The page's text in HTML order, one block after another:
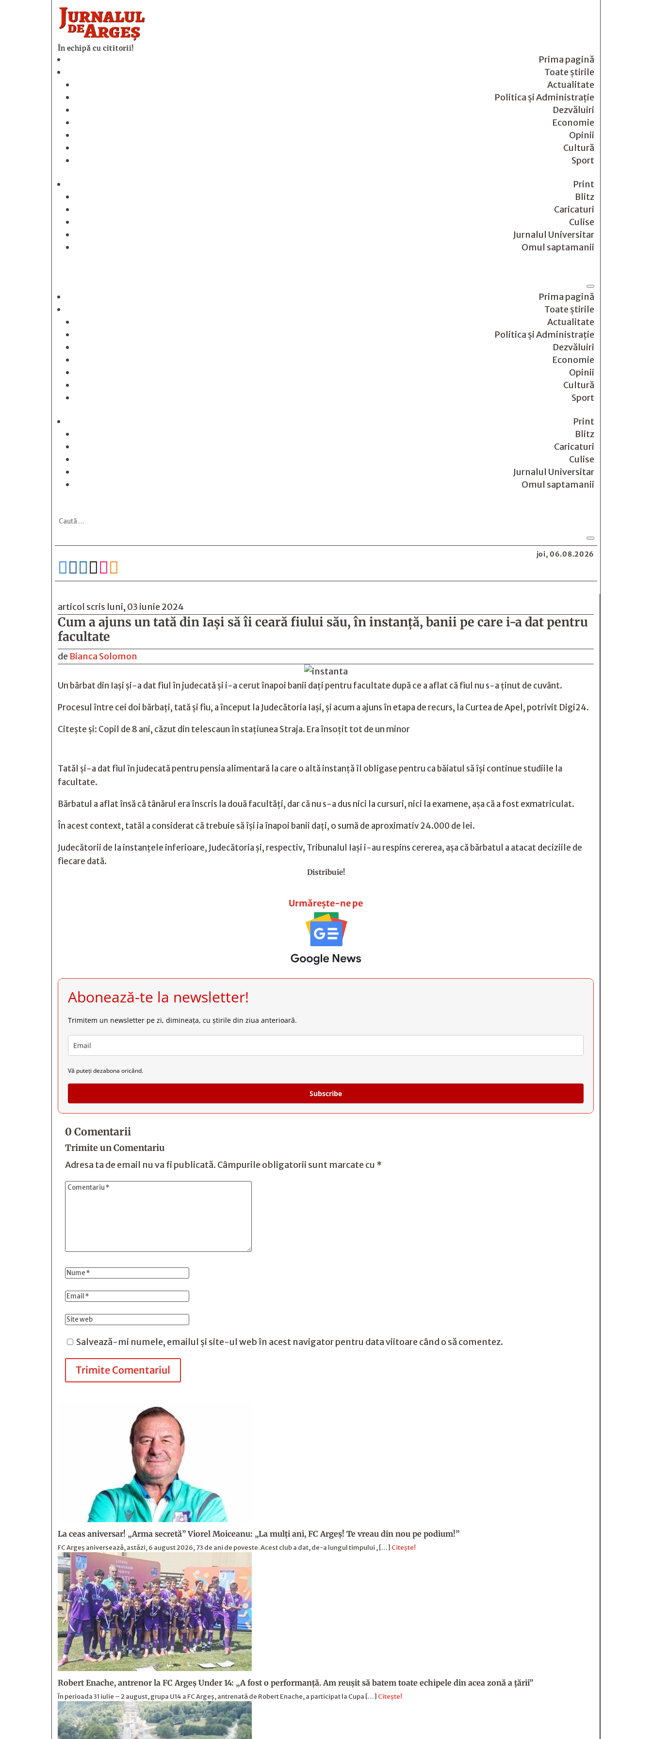
În echipă cu cititorii!
Prima pagină
Toate știrile
Actualitate
Politica și Administrație
Dezvăluiri
Economie
Opinii
Cultură
Sport
Print
Blitz
Caricaturi
Culise
Jurnalul Universitar
Omul saptamanii
Prima pagină
Toate știrile
Actualitate
Politica și Administrație
Dezvăluiri
Economie
Opinii
Cultură
Sport
Print
Blitz
Caricaturi
Culise
Jurnalul Universitar
Omul saptamanii
joi, 06.08.2026

articol scris luni, 03 iunie 2024
Cum a ajuns un tată din Iași să îi ceară fiului său, în instanță, banii pe care i-a dat pentru
facultate
de Bianca Solomon
Un bărbat din Iași și-a dat fiul în judecată și i-a cerut înapoi banii dați pentru facultate după ce a aflat că fiul nu s-a ținut de cuvânt.
Procesul între cei doi bărbați, tată și fiu, a început la Judecătoria Iași, și acum a ajuns în etapa de recurs, la Curtea de Apel , potrivit Digi24.
Citește și: Copil de 8 ani, căzut din telescaun în stațiunea Straja. Era însoțit tot de un minor
Tatăl și-a dat fiul în judecată pentru pensia alimentară la care o altă instanță îl obligase pentru ca băiatul să își continue studiile la
facultate.
Bărbatul a aflat însă că tânărul era înscris la două facultăți, dar că nu s-a dus nici la cursuri, nici la examene, așa că a fost exmatriculat.
În acest context, tatăl a considerat că trebuie să își ia înapoi banii dați, o sumă de aproximativ 24.000 de lei.
Judecătorii de la instanțele inferioare, Judecătoria și, respectiv, Tribunalul Iași i-au respins cererea, așa că bărbatul a atacat deciziile de
fiecare dată.
Distribuie!
Urmărește-ne pe
Abonează-te la newsletter!
Trimitem un newsletter pe zi, dimineața, cu știrile din ziua anterioară.
Vă puteți dezabona oricând.
Subscribe
0 Comentarii
Trimite un Comentariu
Adresa ta de email nu va fi publicată. Câmpurile obligatorii sunt marcate cu *
Salvează-mi numele, emailul și site-ul web în acest navigator pentru data viitoare când o să comentez.
Trimite Comentariul
La ceas aniversar! „Arma secretă” Viorel Moiceanu: „La mulți ani, FC Argeș! Te vreau din nou pe podium!”
FC Argeș aniversează, astăzi, 6 august 2026, 73 de ani de poveste. Acest club a dat, de-a lungul timpului , […] Citește!
Robert Enache, antrenor la FC Argeş Under 14: „A fost o performanţă. Am reuşit să batem toate echipele din acea zonă a ţării”
În perioada 31 iulie – 2 august, grupa U14 a FC Argeș, antrenată de Robert Enache, a participat la Cupa […] Citește!